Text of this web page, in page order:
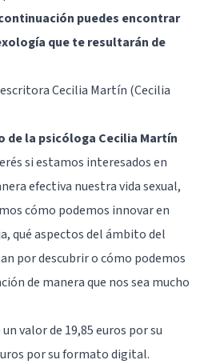
puedes encontrar
que te resultarán de
Cecilia Martín (Cecilia
de la psicóloga Cecilia Martín
si estamos interesados en
efectiva nuestra vida sexual,
cómo podemos innovar en
qué aspectos del ámbito del
por descubrir o cómo podemos
de manera que nos sea mucho
valor de 19,85 euros por su
por su formato digital.